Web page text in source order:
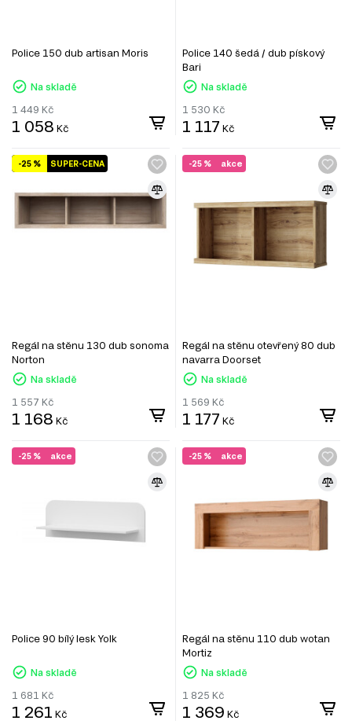
Police 150 dub artisan Moris
Na skladě
1 449 Kč
1 058 Kč
Police 140 šedá / dub pískový
Bari
Na skladě
1 530 Kč
1 117 Kč
SUPER-CENA
-25 %
Regál na stěnu 130 dub sonoma
Norton
Na skladě
1 557 Kč
1 168 Kč
akce
-25 %
Regál na stěnu otevřený 80 dub
navarra Doorset
Na skladě
1 569 Kč
1 177 Kč
akce
-25 %
Police 90 bílý lesk Yolk
Na skladě
1 681 Kč
1 261 Kč
akce
-25 %
Regál na stěnu 110 dub wotan
Mortiz
Na skladě
1 825 Kč
1 369 Kč